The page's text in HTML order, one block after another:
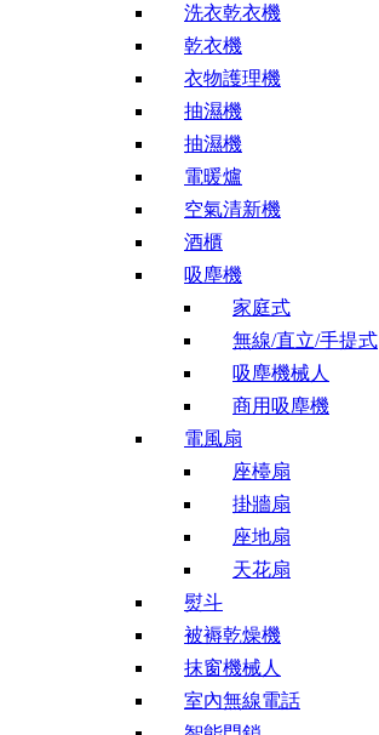
洗衣乾衣機
乾衣機
衣物護理機
抽濕機
抽濕機
電暖爐
空氣清新機
酒櫃
吸塵機
家庭式
無線/直立/手提式
吸塵機械人
商用吸塵機
電風扇
座檯扇
掛牆扇
座地扇
天花扇
熨斗
被褥乾燥機
抹窗機械人
室內無線電話